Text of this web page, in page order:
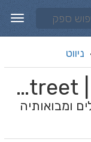
ניווט
ג׳קו סטריט | Jacko Street
ומבואותיה